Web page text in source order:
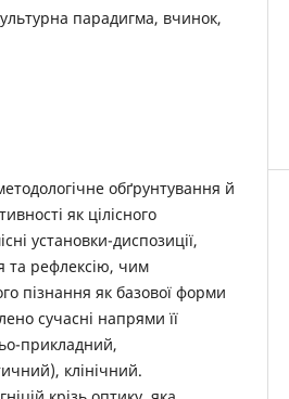
парадигма, вчинок,
обґрунтування й
як цілісного
установки-диспозиції,
та рефлексію, чим
пізнання як базової форми
сучасні напрями її
прикладний,
клінічний.